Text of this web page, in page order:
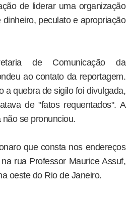
de liderar uma organização
peculato e apropriação
de Comunicação da
ao contato da reportagem.
a quebra de sigilo foi divulgada,
de "fatos requentados". A
se pronunciou.
que consta nos endereços
rua Professor Maurice Assuf,
oeste do Rio de Janeiro.